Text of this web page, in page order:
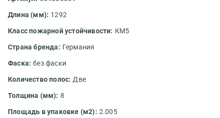
Длина (мм): 1292
Класс пожарной устойчивости: КМ5
Страна бренда: Германия
Фаска: без фаски
Количество полос: Две
Толщина (мм): 8
Площадь в упаковке (м2): 2.005